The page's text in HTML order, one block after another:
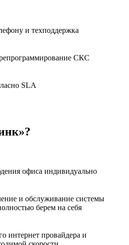
и техподдержка
СКС
SLA
офиса индивидуально
и обслуживание системы
берем на себя
интернет провайдера и